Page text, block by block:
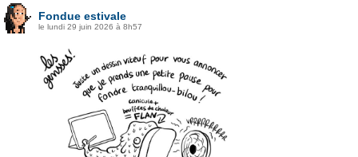
Fondue estivale
le lundi 29 juin 2026 à 8h57